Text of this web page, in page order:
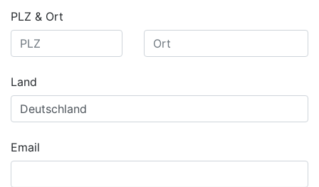
PLZ & Ort
Land
Email